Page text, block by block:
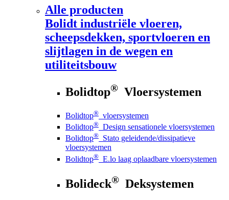
Alle producten
Bolidt industriële vloeren,
scheepsdekken, sportvloeren en
slijtlagen in de wegen en
utiliteitsbouw
Bolidtop® Vloersystemen
Bolidtop® vloersystemen
Bolidtop® Design sensationele vloersystemen
Bolidtop® Stato geleidende/dissipatieve
vloersystemen
Bolidtop® E.lo laag oplaadbare vloersystemen
Bolideck® Deksystemen